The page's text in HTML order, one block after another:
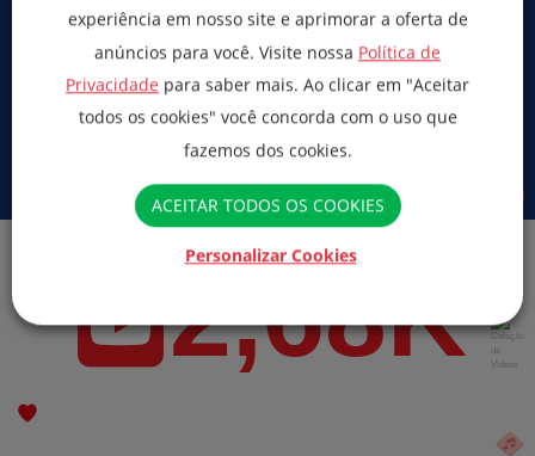
@marcafortaleza
2,68K
experiência em nosso site e aprimorar a oferta de
anúncios para você. Visite nossa Política de
Privacidade para saber mais. Ao clicar em "Aceitar
todos os cookies" você concorda com o uso que
fazemos dos cookies.
ACEITAR TODOS OS COOKIES
Personalizar Cookies